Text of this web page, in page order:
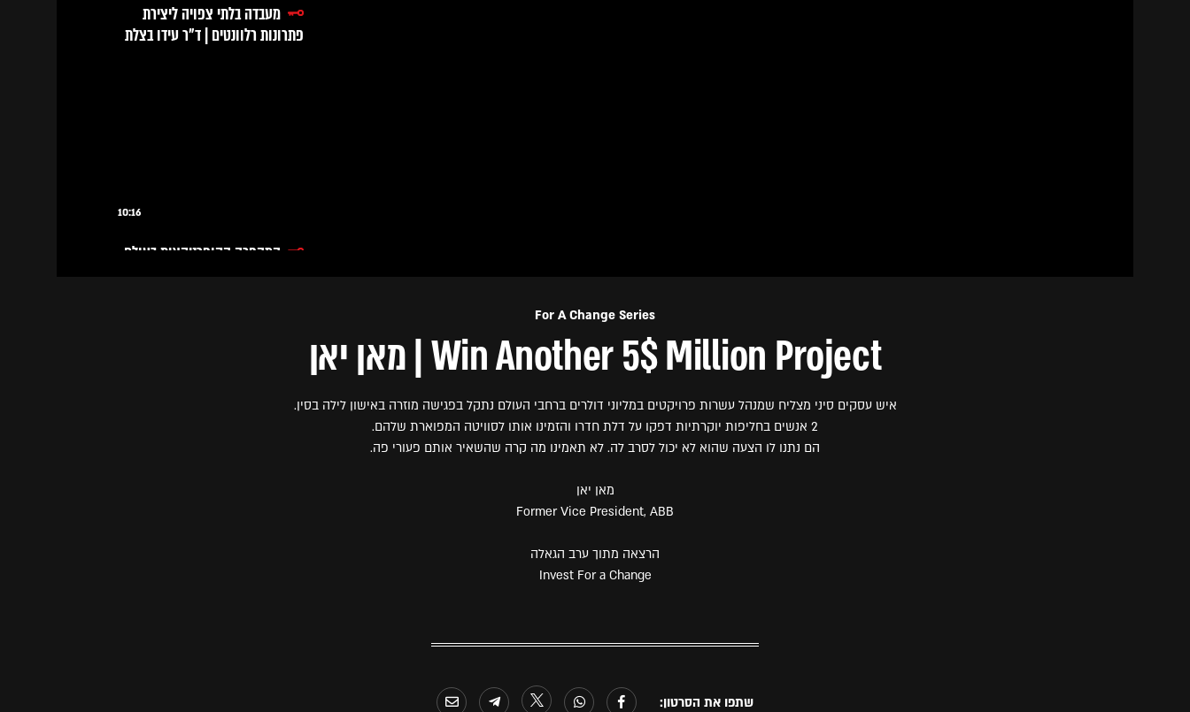
מעבדה בלתי צפויה ליצירת
פתרונות רלוונטים | ד"ר עידו בצלת
10:16
המהפכה הקופרניקאית בעולם
For A Change Series
Win Another 5$ Million Project | מאן יאן
איש עסקים סיני מצליח שמנהל עשרות פרויקטים במליוני דולרים ברחבי העולם נתקל בפגישה מוזרה באישון לילה בסין.
2 אנשים בחליפות יוקרתיות דפקו על דלת חדרו והזמינו אותו לסוויטה המפוארת שלהם.
הם נתנו לו הצעה שהוא לא יכול לסרב לה. לא תאמינו מה קרה שהשאיר אותם פעורי פה.
מאן יאן
Former Vice President, ABB
הרצאה מתוך ערב הגאלה
Invest For a Change
שתפו את הסרטון: